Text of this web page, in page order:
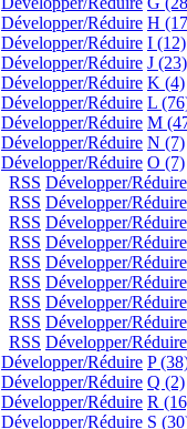
Développer/Réduire H
Développer/Réduire I (12)
Développer/Réduire J (23)
Développer/Réduire K (4)
Développer/Réduire L
Développer/Réduire M
Développer/Réduire N (7)
Développer/Réduire O (7)
RSS Développer/Réduire
RSS Développer/Réduire
RSS Développer/Réduire
RSS Développer/Réduire
RSS Développer/Réduire
RSS Développer/Réduire
RSS Développer/Réduire
RSS Développer/Réduire
RSS Développer/Réduire
Développer/Réduire P
Développer/Réduire Q (2)
Développer/Réduire R
Développer/Réduire S